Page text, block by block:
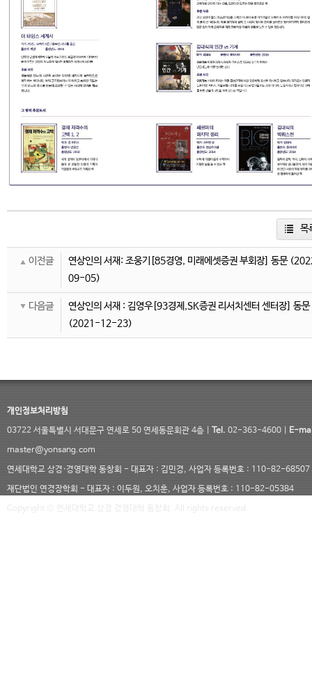
목
이전글 연상인의 서재: 조웅기[85경영, 미래에셋증권 부회장] 동문
09-05)
다음글
연상인의 서재 : 김영우[93경제,SK증권 리서치센터 센터장] 동문
(2021-12-23)
개인정보처리방침
03722 서울특별시 서대문구 연세로 50 연세동문회관 4층 |
Tel. 02-363-4600 | E-
master@yonsang.com
연세대학교 상경·경영대학 동창회 - 대표자 : 김민경, 사업자 등록번호 : 110-82-68507
재단법인 연경장학회 - 대표자 : 이두원, 오치훈, 사업자 등록번호 : 110-82-05384